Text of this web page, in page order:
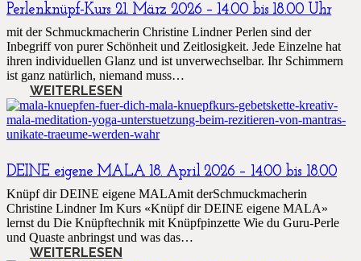
Perlenknüpf-Kurs 21. März 2026 – 14.00 bis 18.00 Uhr
mit der Schmuckmacherin Christine Lindner Perlen sind der
Inbegriff von purer Schönheit und Zeitlosigkeit. Jede Einzelne hat
ihren individuellen Glanz und ist unverwechselbar. Ihr Schimmern
ist ganz natürlich, niemand muss…
WEITERLESEN
DEINE eigene MALA 18. April 2026 – 14.00 bis 18.00
Knüpf dir DEINE eigene MALAmit derSchmuckmacherin
Christine Lindner Im Kurs «Knüpf dir DEINE eigene MALA»
lernst du Die Knüpftechnik mit Knüpfpinzette Wie du Guru-Perle
und Quaste anbringst und was das…
WEITERLESEN